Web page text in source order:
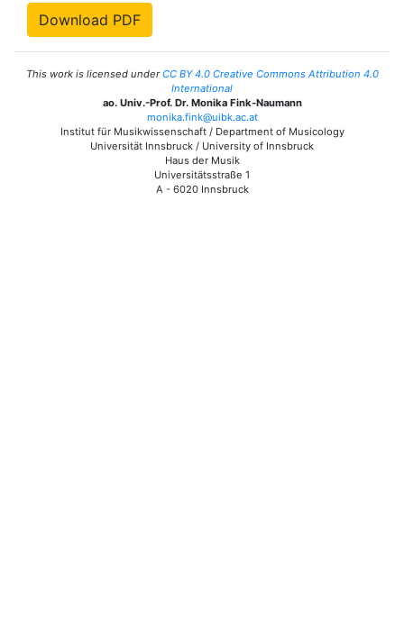
Download PDF
This work is licensed underCC BY 4.0 Creative Commons Attribution 4.0
International
ao. Univ.-Prof. Dr. Monika Fink-Naumann
monika.fink@uibk.ac.at
Institut für Musikwissenschaft / Department of Musicology
Universität Innsbruck / University of Innsbruck
Haus der Musik
Universitätsstraße 1
A - 6020 Innsbruck